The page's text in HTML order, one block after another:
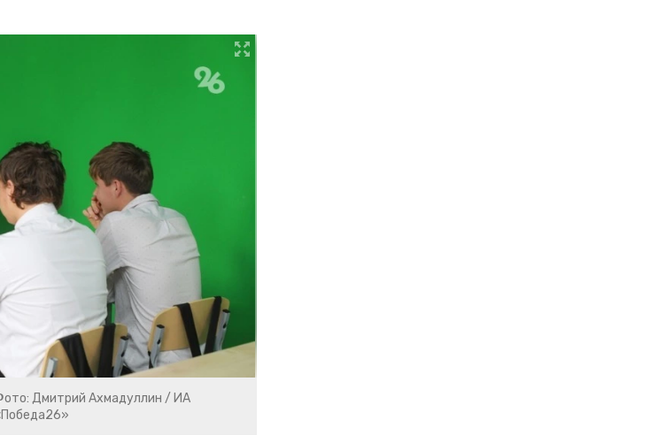
Дмитрий Ахмадуллин / ИА